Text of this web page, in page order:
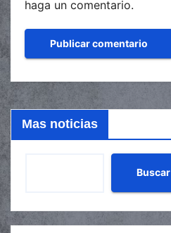
haga un comentario.
Mas noticias
Buscar